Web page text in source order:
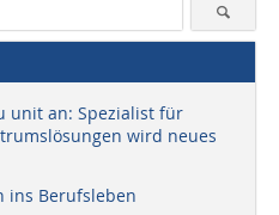
unit an: Spezialist für
wird neues
ins Berufsleben